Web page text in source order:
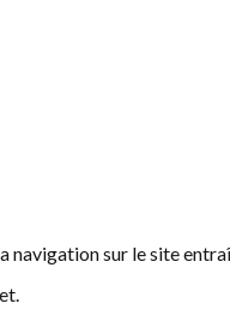
navigation sur le site